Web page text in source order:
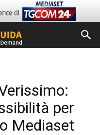
per
Mediaset